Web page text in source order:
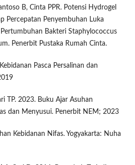
B, Cinta PPR. Potensi Hydrogel
Percepatan Penyembuhan Luka
Bakteri Staphylococcus
Penerbit Pustaka Rumah Cinta.
Pasca Persalinan dan
TP. 2023. Buku Ajar Asuhan
dan Menyusui. Penerbit NEM; 2023
Kebidanan Nifas. Yogyakarta: Nuha